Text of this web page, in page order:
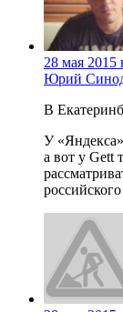
28 мая 2015
Юрий
В
У «Яндекса»
а вот у